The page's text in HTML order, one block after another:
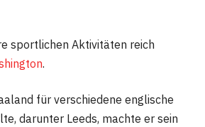
sportlichen Aktivitäten reich
.
für verschiedene englische
darunter Leeds, machte er sein